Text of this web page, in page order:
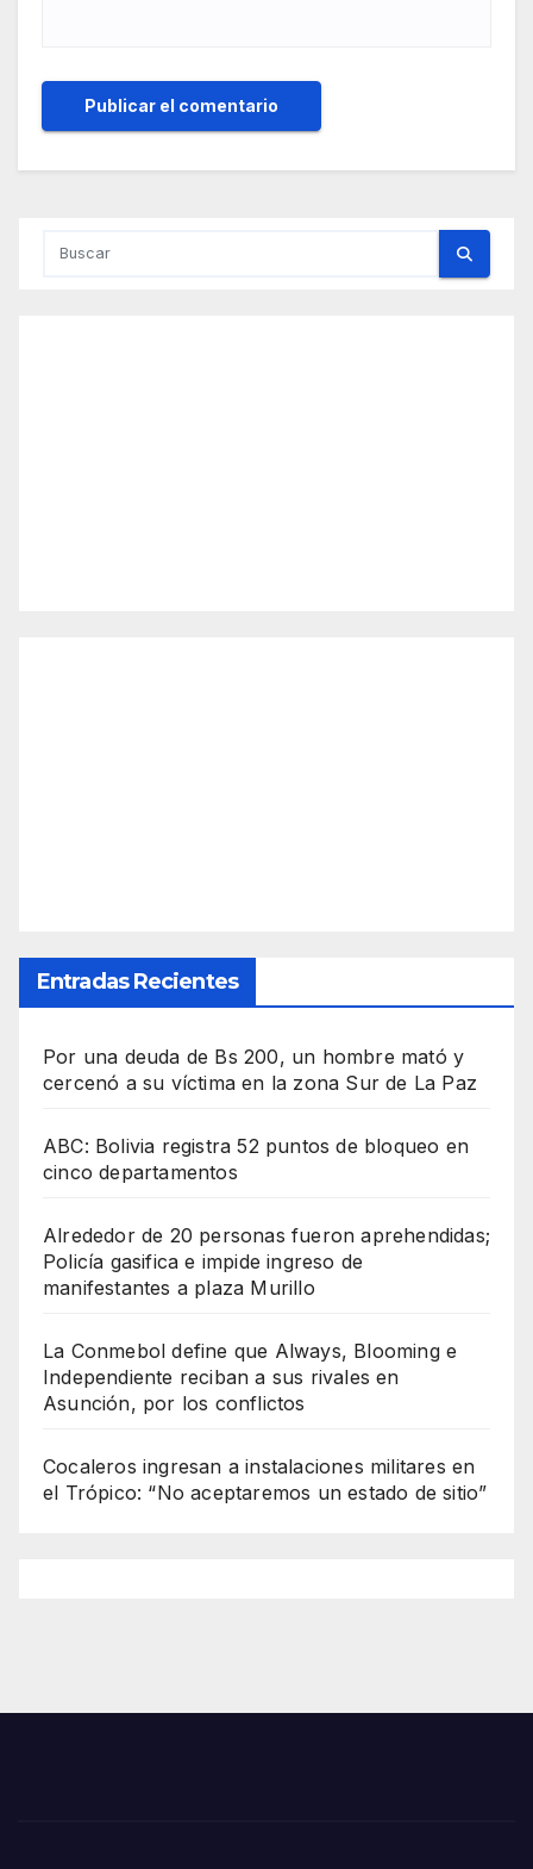
Entradas Recientes
Por una deuda de Bs 200, un hombre mató y
cercenó a su víctima en la zona Sur de La Paz
ABC: Bolivia registra 52 puntos de bloqueo en
cinco departamentos
Alrededor de 20 personas fueron aprehendidas;
Policía gasifica e impide ingreso de
manifestantes a plaza Murillo
La Conmebol define que Always, Blooming e
Independiente reciban a sus rivales en
Asunción, por los conflictos
Cocaleros ingresan a instalaciones militares en
el Trópico: “No aceptaremos un estado de sitio”